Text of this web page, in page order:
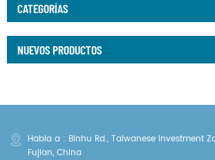
CATEGORÍAS
NUEVOS PRODUCTOS
Habla a : Binhu Rd., Taiwanese Investment
Fujian, China